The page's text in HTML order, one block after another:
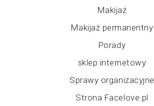
Makijaż
Makijaż permanentny
Porady
sklep internetowy
Sprawy organizacyjne
Strona Facelove.pl